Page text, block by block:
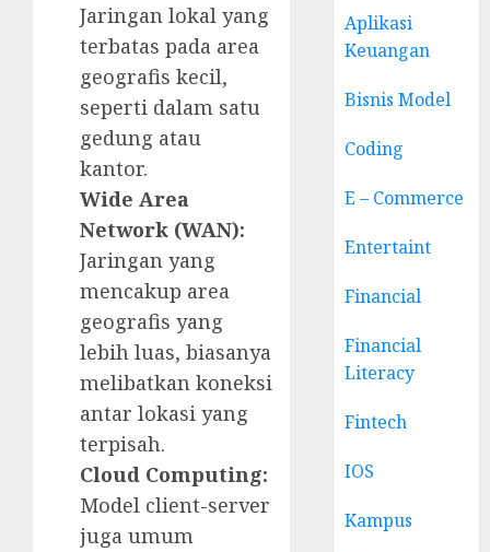
Jaringan lokal yang
terbatas pada area
geografis kecil,
seperti dalam satu
gedung atau
kantor.
Wide Area
Network (WAN):
Jaringan yang
mencakup area
geografis yang
lebih luas, biasanya
melibatkan koneksi
antar lokasi yang
terpisah.
Cloud Computing:
Model client-server
juga umum
Aplikasi
Keuangan
Bisnis Model
Coding
E – Commerce
Entertaint
Financial
Financial
Literacy
Fintech
IOS
Kampus